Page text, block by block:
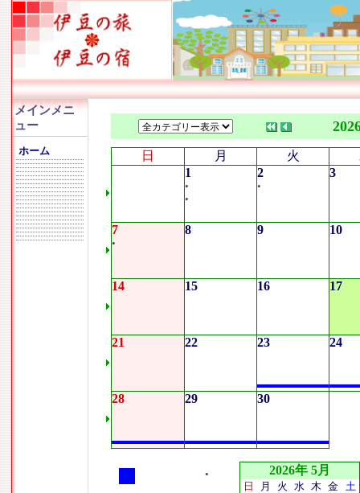
メインメニ
ュー
ホーム 日 月 火
1
•
•
2
•
3
7
•
8 9 10
14 15 16 17
21 22 23 24
28 29 30
• 2026年 5月
日 月 火 水 木 金 土